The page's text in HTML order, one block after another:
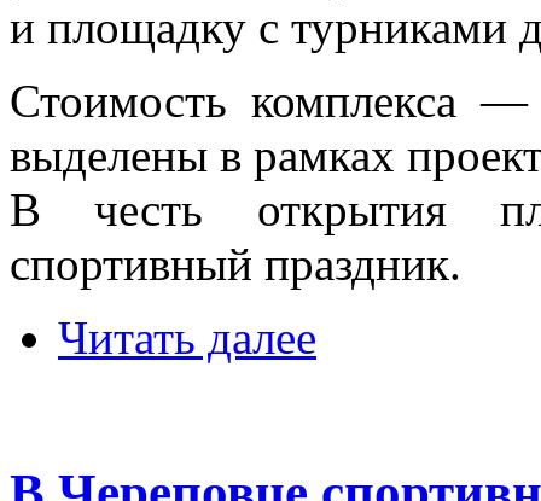
и площадку с турниками
Стоимость комплекса
выделены в рамках
В честь открытия
спортивный праздник.
Читать далее